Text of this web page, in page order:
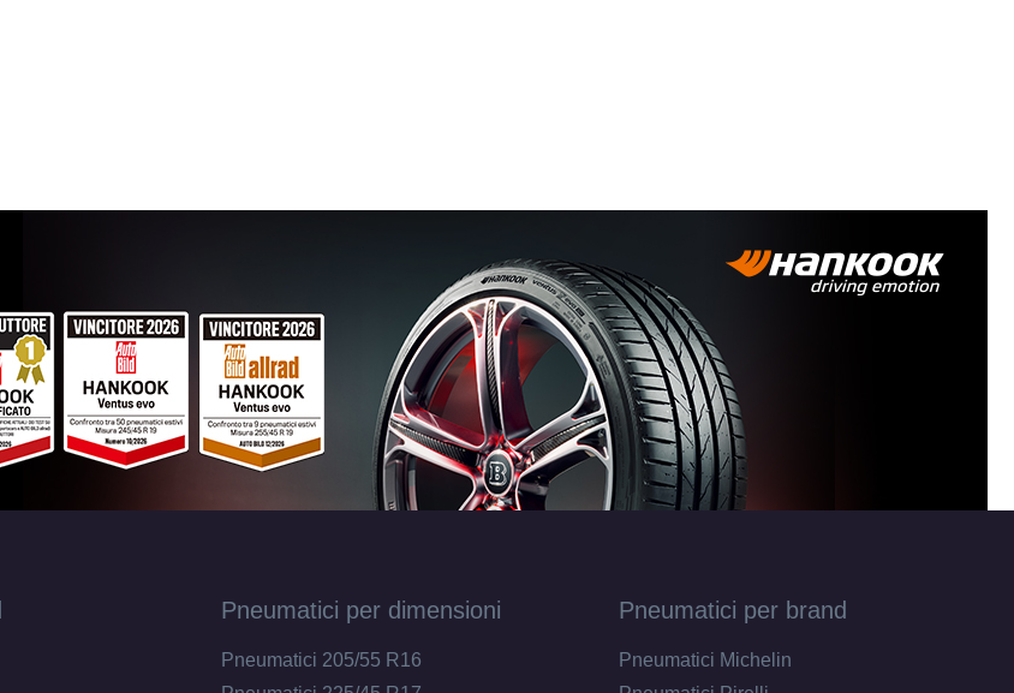
Pneumatici per dimensioni
Pneumatici 205/55 R16
Pneumatici per brand
Pneumatici Michelin